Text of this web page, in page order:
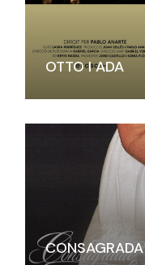
OTTO I ADA
CONSAGRADA